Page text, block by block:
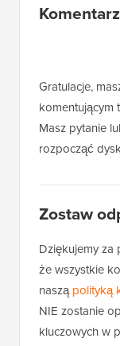
Interakcje
Gratulacje,
komentującym
Masz pytanie
rozpocząć
Zostaw
Dziękujemy za
że wszystkie
nasząpolityką
NIE zostanie
kluczowych w